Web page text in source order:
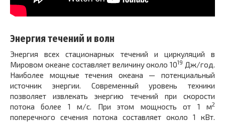
Энергия течений и волн
Энергия всех стационарных течений и циркуляций в
Мировом океане составляет величину около 1019 Дж/год.
Наиболее мощные течения океана — потенциальный
источник энергии. Современный уровень техники
позволяет извлекать энергию течений при скорости
потока более 1 м/с. При этом мощность от 1 м2
поперечного сечения потока составляет около 1 кВт.